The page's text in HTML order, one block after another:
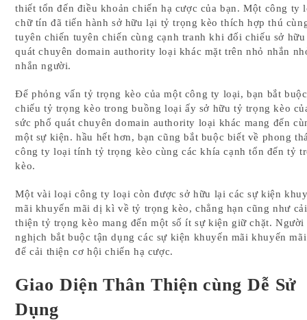
thiết tổn đến điều khoản chiến hạ cược của bạn. Một công ty
chữ tín đã tiến hành sở hữu lại tỷ trọng kèo thích hợp thú
tuyên chiến tuyên chiến cùng cạnh tranh khi đối chiếu sở
quát chuyên domain authority loại khác mặt trên nhỏ nhắn
nhắn người.
Để phỏng vấn tỷ trọng kèo của một công ty loại, bạn bắt
chiếu tỷ trọng kèo trong buồng loại ấy sở hữu tỷ trọng kèo
sức phổ quát chuyên domain authority loại khác mang đến
một sự kiện. hầu hết hơn, bạn cũng bắt buộc biết về phong
công ty loại tính tỷ trọng kèo cùng các khía cạnh tổn đến tỷ
kèo.
Một vài loại công ty loại còn được sở hữu lại các sự kiện
mãi khuyến mãi dị kì về tỷ trọng kèo, chẳng hạn cũng như cải
thiện tỷ trọng kèo mang đến một số ít sự kiện giữ chặt. Người
nghịch bắt buộc tận dụng các sự kiện khuyến mãi khuyến
để cải thiện cơ hội chiến hạ cược.
Giao Diện Thân Thiện cùng Dễ Sử
Dụng